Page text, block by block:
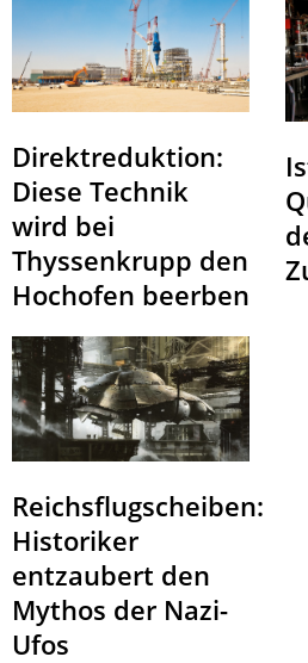
Direktreduktion:
Diese Technik
wird bei
Thyssenkrupp den
Hochofen beerben
Reichsflugscheiben:
Historiker
entzaubert den
Mythos der Nazi-
Ufos